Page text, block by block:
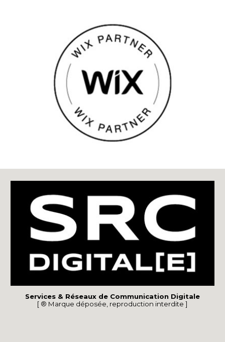
Services & Réseaux de Communication Digitale
[ ® Marque déposée, reproduction interdite ]